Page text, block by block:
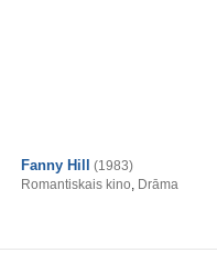
Fanny Hill
(1983)
Romantiskais kino, Drāma